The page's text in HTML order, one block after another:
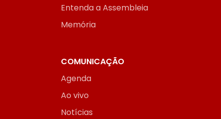
Entenda a Assembleia
Memória
COMUNICAÇÃO
Agenda
Ao vivo
Notícias